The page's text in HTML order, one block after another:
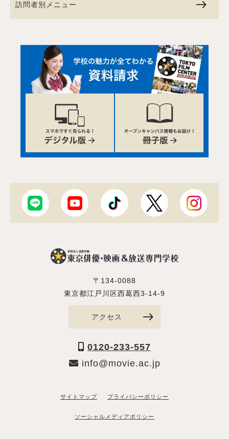
訪問者別メニュー
〒134-0088
東京都江戸川区西葛西3-14-9
アクセス
0120-233-557
info@movie.ac.jp
サイトマップ プライバシーポリシー
ソーシャルメディアポリシー